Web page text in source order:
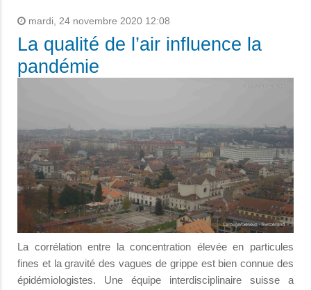
mardi, 24 novembre 2020 12:08
La qualité de l’air influence la
pandémie
La corrélation entre la concentration élevée en particules
fines et la gravité des vagues de grippe est bien connue des
épidémiologistes. Une équipe interdisciplinaire suisse a